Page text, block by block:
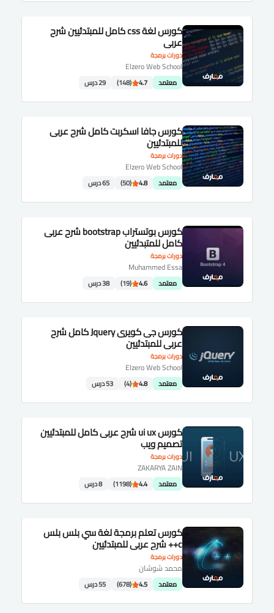
دورات برمجة
كورس لغة css كامل للمبتدئيين شرح
عربى
Elzero Web School
معتمد 4.7
(148) 29 درس
دورات برمجة
كورس جافا اسكربت كامل شرح عربى
للمبتدئيين
Elzero Web School
معتمد 4.8
(50) 65 درس
دورات برمجة
كورس بوتستراب bootstrap شرح عربى
كامل للمتبدئيين
Muhammed Essa
معتمد 4.6
(19) 38 درس
دورات برمجة
كورس جى كويرى Jquery كامل شرح
عربى للمبتدئيين
Elzero Web School
معتمد 4.8
(4) 53 درس
دورات برمجة
كورس ui ux شرح عربى كامل للمبتدئيين
تصميم ويب
ZAKARYA ZAIN
معتمد 4.4
(1198) 8 درس
دورات برمجة
كورس تعلم برمجة لغة سي بلس بلس
c++ شرح عربى للمبتدئيين
محمد شوشان
معتمد 4.5
(678) 55 درس